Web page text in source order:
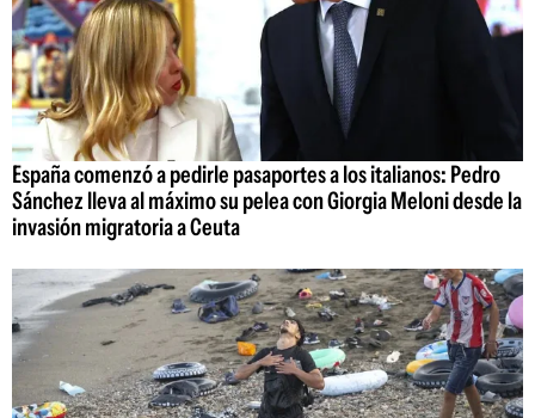
España comenzó a pedirle pasaportes a los italianos: Pedro
Sánchez lleva al máximo su pelea con Giorgia Meloni desde la
invasión migratoria a Ceuta